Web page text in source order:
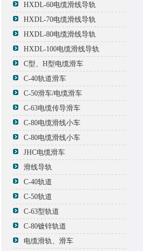
HXDL-60电缆滑线导轨
HXDL-70电缆滑线导轨
HXDL-80电缆滑线导轨
HXDL-100电缆滑线导轨
C型、H型电缆滑车
C-40轨道滑车
C-50滑车/电缆滑车
C-63电缆传导滑车
C-80电缆滑线小车
C-80电缆滑线小车
JHC电缆滑车
滑线导轨
C-40轨道
C-50轨道
C-63型轨道
C-80镀锌轨道
电缆滑轨、滑车